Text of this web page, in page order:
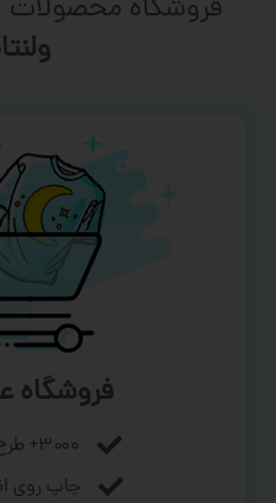
فروشگاه محصولات
۳۰۰۰+ طرح آماده به چاپ
چاپ روی